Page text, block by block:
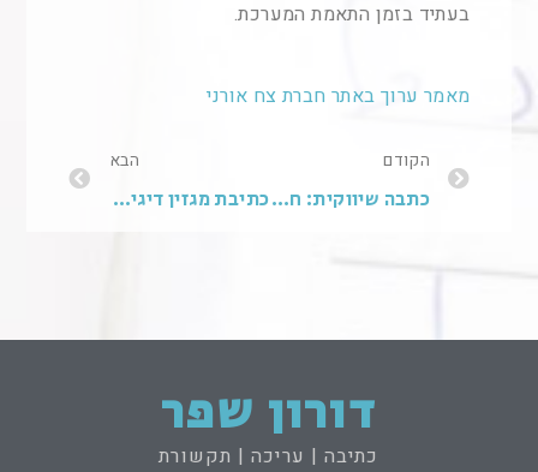
בעתיד בזמן התאמת המערכת.
מאמר ערוך באתר חברת צח אורני
הקודם
כתבה שיווקית: חסמים בתמ"א 38
הבא
כתיבת מגזין דיגיטלי: עסקאות טובות לא נופלות לידיים. מייצרים אותן
דורון שפר
כתיבה | עריכה | תקשורת